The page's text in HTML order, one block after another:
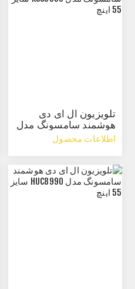
تلویزیون ال ای دی
هوشمند سامسونگ مدل
KSC9990 سایز 55 اینچ
اطلاعات محصول